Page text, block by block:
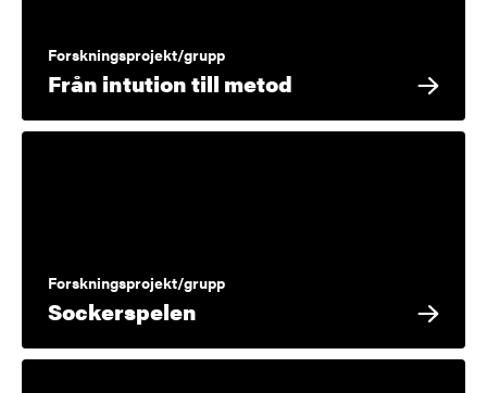
Forskningsprojekt/grupp
Från intution till metod
Forskningsprojekt/grupp
Sockerspelen